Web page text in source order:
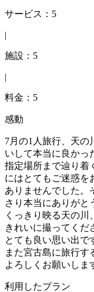
サービス：5
|
施設：5
|
料金：5
感動
7月の1人旅行、天の
いして本当に良かっ
指定場所まで辿り着
にはとてもご迷惑を
ありませんでした。
さり本当にありがと
くっきり映る天の川
きれいに撮ってくだ
とても良い思い出で
また宮古島に旅行す
よろしくお願いしま
利用したプラン